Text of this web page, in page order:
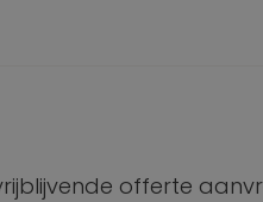
offerte